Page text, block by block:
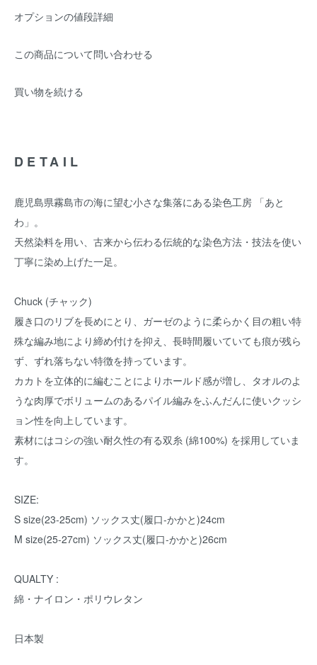
オプションの値段詳細
この商品について問い合わせる
買い物を続ける
DETAIL
鹿児島県霧島市の海に望む小さな集落にある染色工房 「あと
わ」。
天然染料を用い、古来から伝わる伝統的な染色方法・技法を使い
丁寧に染め上げた一足。
Chuck (チャック)
履き口のリブを長めにとり、ガーゼのように柔らかく目の粗い特
殊な編み地により締め付けを抑え、長時間履いていても痕が残ら
ず、ずれ落ちない特徴を持っています。
カカトを立体的に編むことによりホールド感が増し、タオルのよ
うな肉厚でボリュームのあるパイル編みをふんだんに使いクッシ
ョン性を向上しています。
素材にはコシの強い耐久性の有る双糸 (綿100%) を採用していま
す。
SIZE:
S size(23-25cm) ソックス丈(履口-かかと)24cm
M size(25-27cm) ソックス丈(履口-かかと)26cm
QUALTY :
綿・ナイロン・ポリウレタン
日本製